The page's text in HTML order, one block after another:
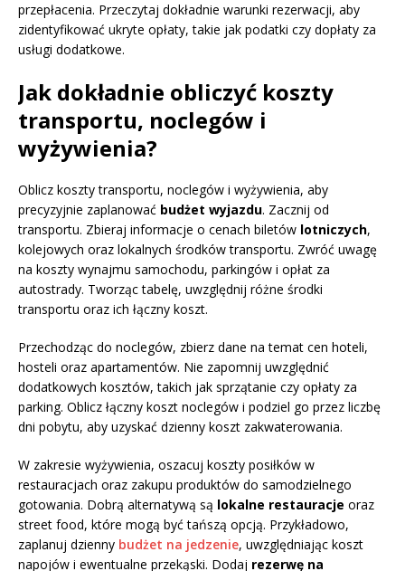
przepłacenia. Przeczytaj dokładnie warunki rezerwacji, aby
zidentyfikować ukryte opłaty, takie jak podatki czy dopłaty za
usługi dodatkowe.
Jak dokładnie obliczyć koszty
transportu, noclegów i
wyżywienia?
Oblicz koszty transportu, noclegów i wyżywienia, aby
precyzyjnie zaplanować budżet wyjazdu. Zacznij od
transportu. Zbieraj informacje o cenach biletów lotniczych,
kolejowych oraz lokalnych środków transportu. Zwróć uwagę
na koszty wynajmu samochodu, parkingów i opłat za
autostrady. Tworząc tabelę, uwzględnij różne środki
transportu oraz ich łączny koszt.
Przechodząc do noclegów, zbierz dane na temat cen hoteli,
hosteli oraz apartamentów. Nie zapomnij uwzględnić
dodatkowych kosztów, takich jak sprzątanie czy opłaty za
parking. Oblicz łączny koszt noclegów i podziel go przez liczbę
dni pobytu, aby uzyskać dzienny koszt zakwaterowania.
W zakresie wyżywienia, oszacuj koszty posiłków w
restauracjach oraz zakupu produktów do samodzielnego
gotowania. Dobrą alternatywą są lokalne restauracje oraz
street food, które mogą być tańszą opcją. Przykładowo,
zaplanuj dzienny budżet na jedzenie, uwzględniając koszt
napojów i ewentualne przekąski. Dodaj rezerwę na